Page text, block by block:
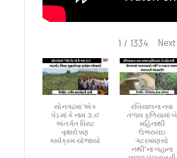
1 / 1334 Next
સોનગઢમાં ‘એક
પેડ માં કે નામ ૩.૦'
અંતર્ગત વિરાટ
વૃક્ષારોપણ
કાર્યક્રમ યોજાયો
રખિયાલના નવા
તળાવ ફળિયામાં બે
મહિનાથી
ઉભરાયઇ
ગટરમાણસો
નથી”ના બહાના